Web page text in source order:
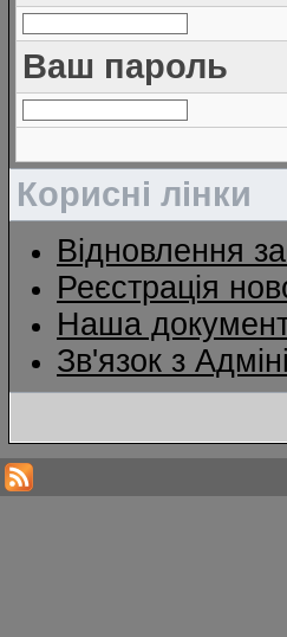
Ваш пароль
Корисні лінки
Відновлення
Реєстрація
Наша
Зв'язок з